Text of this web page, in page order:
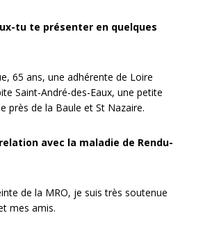
tu te présenter en quelques
65 ans, une adhérente de Loire
Saint-André-des-Eaux, une petite
près de la Baule et St Nazaire.
avec la maladie de Rendu-
de la MRO, je suis très soutenue
mes amis.